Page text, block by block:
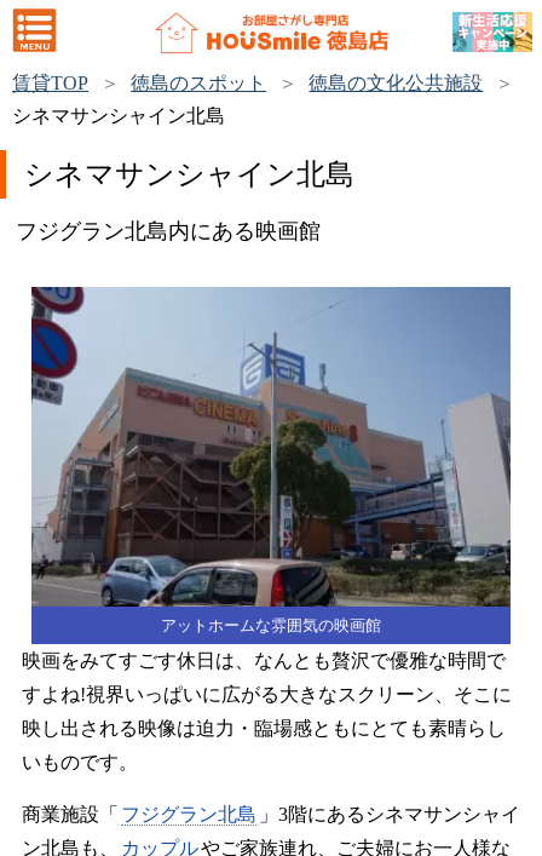
賃貸TOP 徳島のスポット
徳島の文化公共施設
シネマサンシャイン北島
シネマサンシャイン北島
フジグラン北島内にある映画館
アットホームな雰囲気の映画館
映画をみてすごす休日は、なんとも贅沢で優雅な時間で
すよね!視界いっぱいに広がる大きなスクリーン、そこに
映し出される映像は迫力・臨場感ともにとても素晴らし
いものです。
商業施設「 フジグラン北島 」3階にあるシネマサンシャイ
ン北島も、
カップルやご家族連れ、ご夫婦にお一人様な